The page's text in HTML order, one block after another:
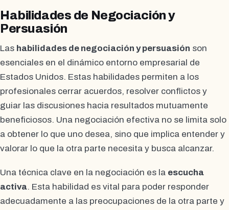
Habilidades de Negociación y
Persuasión
Las habilidades de negociación y persuasión son
esenciales en el dinámico entorno empresarial de
Estados Unidos. Estas habilidades permiten a los
profesionales cerrar acuerdos, resolver conflictos y
guiar las discusiones hacia resultados mutuamente
beneficiosos. Una negociación efectiva no se limita solo
a obtener lo que uno desea, sino que implica entender y
valorar lo que la otra parte necesita y busca alcanzar.
Una técnica clave en la negociación es la escucha
activa. Esta habilidad es vital para poder responder
adecuadamente a las preocupaciones de la otra parte y